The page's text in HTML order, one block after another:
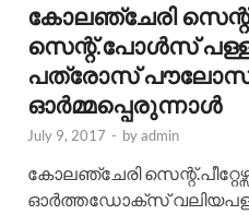
കോലഞ്ചേരി
സെന്റ്.പോൾസ്
പത്രോസ് പൗലോസ്
ഓർമ്മപ്പെരുന്നാള്‍
July 9, 2017 - byadmin
കോലഞ്ചേരി
ഓർത്തഡോക്സ്